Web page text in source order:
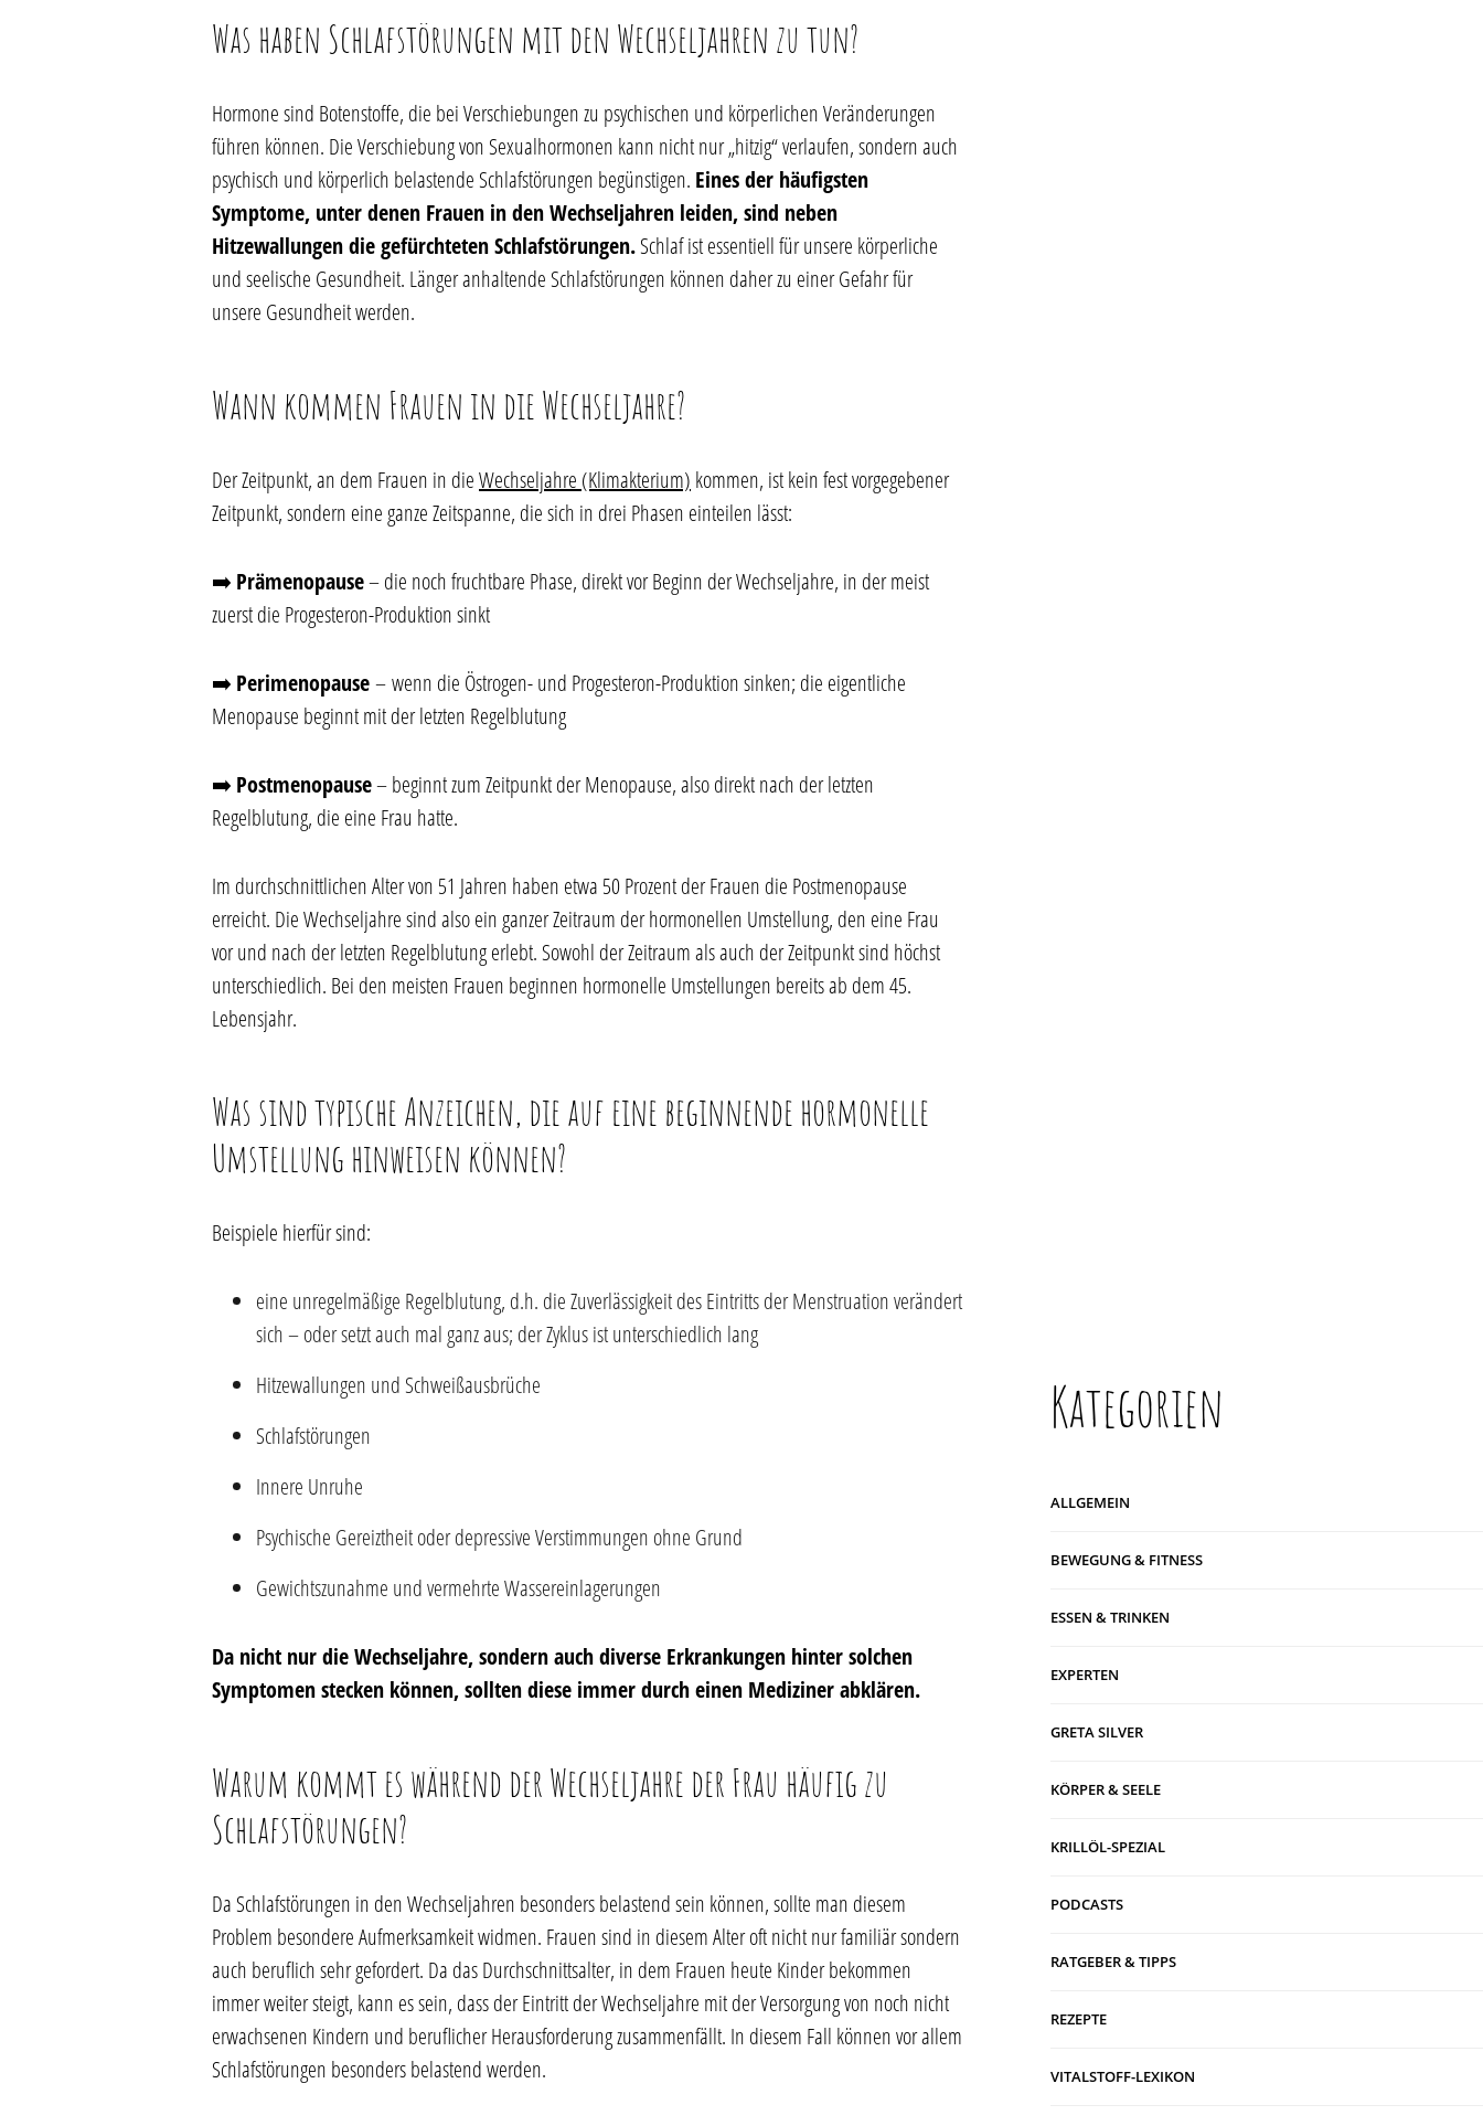
Was haben Schlafstörungen mit den Wechseljahren zu tun?
Hormone sind Botenstoffe, die bei Verschiebungen zu psychischen und körperlichen Veränderungen
führen können. Die Verschiebung von Sexualhormonen kann nicht nur „hitzig“ verlaufen, sondern auch
psychisch und körperlich belastende Schlafstörungen begünstigen. Eines der häufigsten
Symptome, unter denen Frauen in den Wechseljahren leiden, sind neben
Hitzewallungen die gefürchteten Schlafstörungen.Schlaf ist essentiell für unsere körperliche
und seelische Gesundheit. Länger anhaltende Schlafstörungen können daher zu einer Gefahr für
unsere Gesundheit werden.
Wann kommen Frauen in die Wechseljahre?
Der Zeitpunkt, an dem Frauen in dieWechseljahre (Klimakterium) kommen, ist kein fest vorgegebener
Zeitpunkt, sondern eine ganze Zeitspanne, die sich in drei Phasen einteilen lässt:
➡️ Prämenopause– die noch fruchtbare Phase, direkt vor Beginn der Wechseljahre, in der meist
zuerst die Progesteron-Produktion sinkt
➡️ Perimenopause–wenn die Östrogen- und Progesteron-Produktion sinken; die eigentliche
Menopause beginnt mit der letzten Regelblutung
➡️ Postmenopause– beginnt zum Zeitpunkt der Menopause, also direkt nach der letzten
Regelblutung, die eine Frau hatte.
Im durchschnittlichen Alter von 51 Jahren haben etwa 50 Prozent der Frauen die Postmenopause
erreicht. Die Wechseljahre sind also ein ganzer Zeitraum der hormonellen Umstellung, den eine Frau
vor und nach der letzten Regelblutung erlebt. Sowohl der Zeitraum als auch der Zeitpunkt sind höchst
unterschiedlich. Bei den meisten Frauen beginnen hormonelle Umstellungen bereits ab dem 45.
Lebensjahr.
Was sind typische Anzeichen, die auf eine beginnende hormonelle
Umstellung hinweisen können?
Beispiele hierfür sind:
eine unregelmäßige Regelblutung, d.h. die Zuverlässigkeit des Eintritts der Menstruation verändert
sich – oder setzt auch mal ganz aus; der Zyklus ist unterschiedlich lang
Hitzewallungen und Schweißausbrüche
Schlafstörungen
Innere Unruhe
Psychische Gereiztheit oder depressive Verstimmungen ohne Grund
Gewichtszunahme und vermehrte Wassereinlagerungen
Da nicht nur die Wechseljahre, sondern auch diverse Erkrankungen hinter solchen
Symptomen stecken können, sollten diese immer durch einen Mediziner abklären.
Warum kommt es während der Wechseljahre der Frau häufig zu
Schlafstörungen?
Da Schlafstörungen in den Wechseljahren besonders belastend sein können, sollte man diesem
Problem besondere Aufmerksamkeit widmen. Frauen sind in diesem Alter oft nicht nur familiär sondern
auch beruflich sehr gefordert. Da das Durchschnittsalter, in dem Frauen heute Kinder bekommen
immer weiter steigt, kann es sein, dass der Eintritt der Wechseljahre mit der Versorgung von noch nicht
erwachsenen Kindern und beruflicher Herausforderung zusammenfällt. In diesem Fall können vor allem
Schlafstörungen besonders belastend werden.
Kategorien
ALLGEMEIN
BEWEGUNG & FITNESS
ESSEN & TRINKEN
EXPERTEN
GRETA SILVER
KÖRPER & SEELE
KRILLÖL-SPEZIAL
PODCASTS
RATGEBER & TIPPS
REZEPTE
VITALSTOFF-LEXIKON